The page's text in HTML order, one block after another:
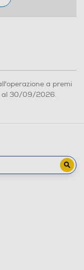
a premi
al 30/09/2026.